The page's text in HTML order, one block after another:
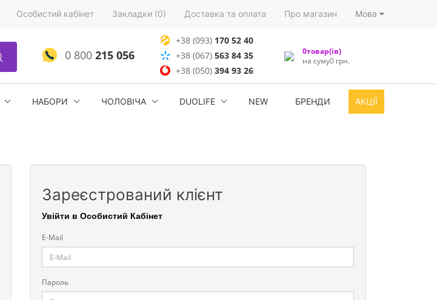
Особистий кабінет Закладки (0) Доставка та оплата Про магазин Мова
0 800215 056
+38 (093) 170 52 40
+38 (067) 563 84 35
+38 (050)394 93 26
0товар(ів)
на суму0 грн.
НАБОРИ ЧОЛОВІЧА DUOLIFE NEW БРЕНДИ АКЦІЇ
Зареєстрований клієнт
Увійти в Особистий Кабінет
E-Mail
Пароль